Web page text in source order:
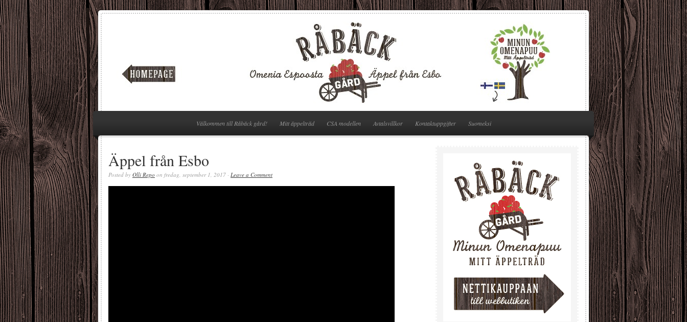
Välkommen till Råbäck gård! Mitt äppelträd CSA modellen Avtalsvillkor Kontaktuppgifter Suomeksi
Äppel från Esbo
Posted by Olli Repo on fredag, september 1, 2017 · Leave a Comment